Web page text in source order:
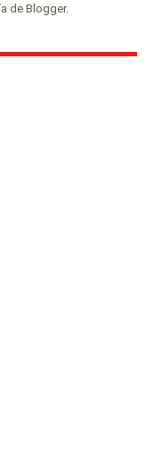
de Blogger.